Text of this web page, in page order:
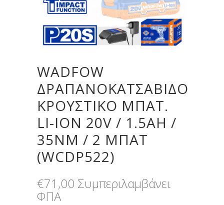
WADFOW
ΔΡΑΠΑΝΟΚΑΤΣΑΒΙΔΟ
ΚΡΟΥΣΤΙΚΟ ΜΠΑΤ.
LI-ION 20V / 1.5AH /
35NM / 2 ΜΠΑΤ
(WCDP522)
€71,00 Συμπεριλαμβάνει
ΦΠΑ